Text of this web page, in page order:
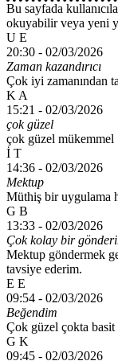
Bu sayfada
okuyabilir veya yeni
U E
20:30 - 02/03/2026
Zaman kazandırıcı
Çok iyi zamanından
K A
15:21 - 02/03/2026
çok güzel
çok güzel mükemmel
İ T
14:36 - 02/03/2026
Mektup
Müthiş bir uygulama
G B
13:33 - 02/03/2026
Çok kolay bir
Mektup göndermek
tavsiye ederim.
E E
09:54 - 02/03/2026
Beğendim
Çok güzel çokta basit
G K
09:45 - 02/03/2026